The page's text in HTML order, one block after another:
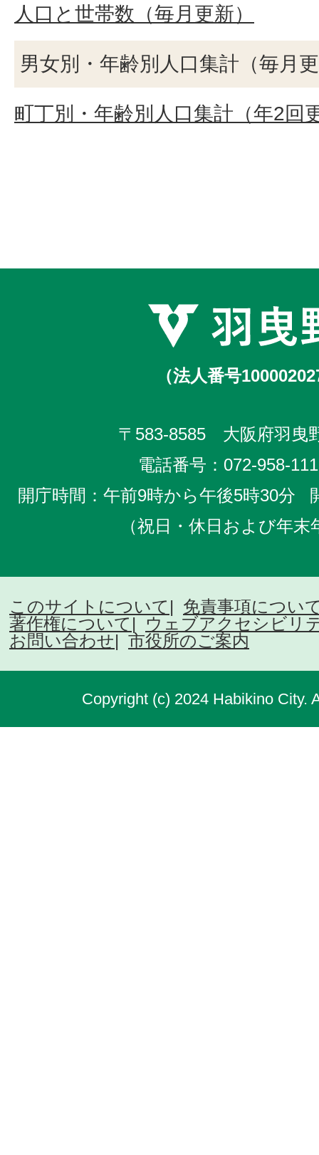
人口と世帯数（毎月更新）
男女別・年齢別人口集計（毎月
町丁別・年齢別人口集計（年2回
（法人番号
〒583-8585 大阪府羽曳
電話番号： 072-958-
開庁時間：午前9時から午後5時30分
（祝日・休日および年
このサイトについて
免責事項につい
著作権について
ウェブアクセシビリ
お問い合わせ
市役所のご案内
Copyright (c) 2024 Habikino City.